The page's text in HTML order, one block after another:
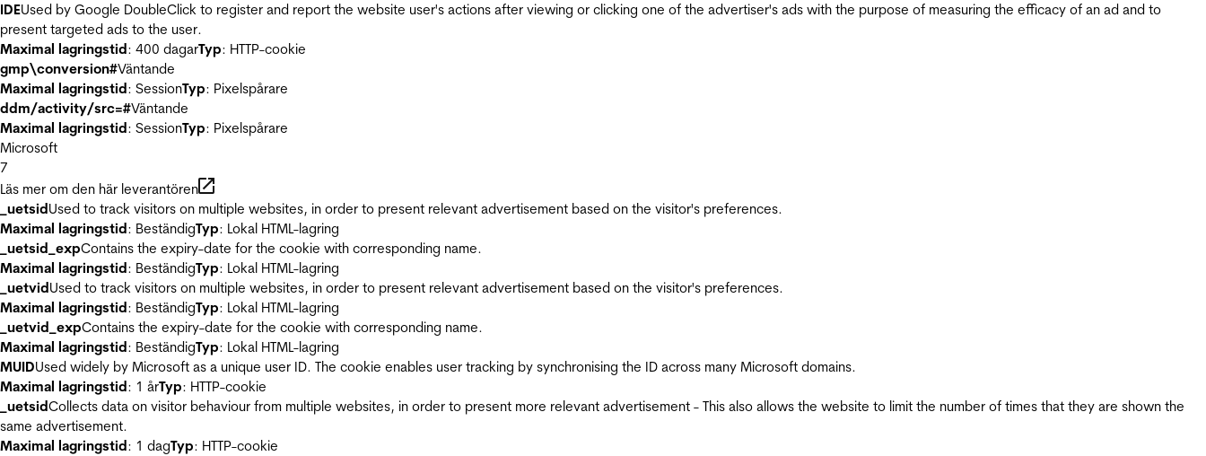
IDEUsed by Google DoubleClick to register and report the website user's actions after viewing or clicking one of the advertiser's ads with the purpose of measuring the efficacy of an ad and to
present targeted ads to the user.
Maximal lagringstid: 400 dagarTyp: HTTP-cookie
gmp\conversion#Väntande
Maximal lagringstid: SessionTyp: Pixelspårare
ddm/activity/src=#Väntande
Maximal lagringstid: SessionTyp: Pixelspårare
Microsoft
7
Läs mer om den här leverantören
_uetsidUsed to track visitors on multiple websites, in order to present relevant advertisement based on the visitor's preferences.
Maximal lagringstid: BeständigTyp: Lokal HTML-lagring
_uetsid_expContains the expiry-date for the cookie with corresponding name.
Maximal lagringstid: BeständigTyp: Lokal HTML-lagring
_uetvidUsed to track visitors on multiple websites, in order to present relevant advertisement based on the visitor's preferences.
Maximal lagringstid: BeständigTyp: Lokal HTML-lagring
_uetvid_expContains the expiry-date for the cookie with corresponding name.
Maximal lagringstid: BeständigTyp: Lokal HTML-lagring
MUIDUsed widely by Microsoft as a unique user ID. The cookie enables user tracking by synchronising the ID across many Microsoft domains.
Maximal lagringstid: 1 årTyp: HTTP-cookie
_uetsidCollects data on visitor behaviour from multiple websites, in order to present more relevant advertisement - This also allows the website to limit the number of times that they are shown the
same advertisement.
Maximal lagringstid: 1 dagTyp: HTTP-cookie